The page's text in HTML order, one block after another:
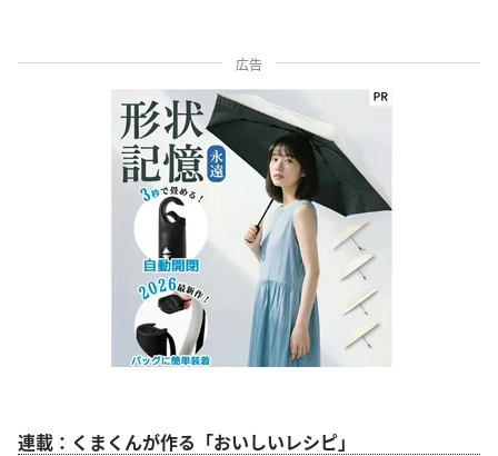
広告
連載：くまくんが作る「おいしいレシピ」